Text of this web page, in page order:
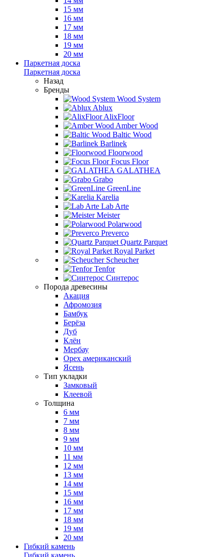
15 мм
16 мм
17 мм
18 мм
19 мм
20 мм
Паркетная доска
Паркетная доска
Назад
Бренды
Wood System
Ablux
AlixFloor
Amber Wood
Baltic Wood
Barlinek
Floorwood
Focus Floor
GALATHEA
Grabo
GreenLine
Karelia
Lab Arte
Meister
Polarwood
Preverco
Quartz Parquet
Royal Parket
Scheucher
Tenfor
Синтерос
Порода древесины
Акация
Афромозия
Бамбук
Берёза
Дуб
Клён
Мербау
Орех американский
Ясень
Тип укладки
Замковый
Клеевой
Толщина
6 мм
7 мм
8 мм
9 мм
10 мм
11 мм
12 мм
13 мм
14 мм
15 мм
16 мм
17 мм
18 мм
19 мм
20 мм
Гибкий камень
Гибкий камень